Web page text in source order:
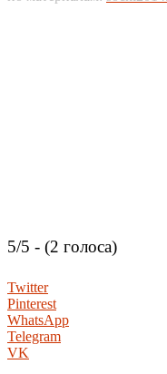
5/5 - (2 голоса)
Twitter
Pinterest
WhatsApp
Telegram
VK